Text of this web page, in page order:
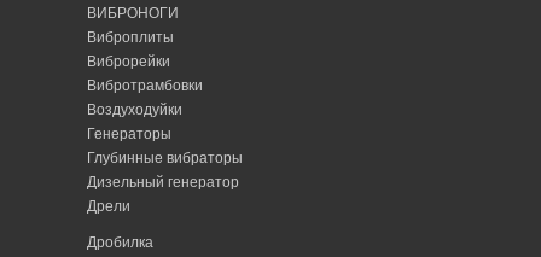
ВИБРОНОГИ
Виброплиты
Виброрейки
Вибротрамбовки
Воздуходуйки
Генераторы
Глубинные вибраторы
Дизельный генератор
Дрели
Дробилка